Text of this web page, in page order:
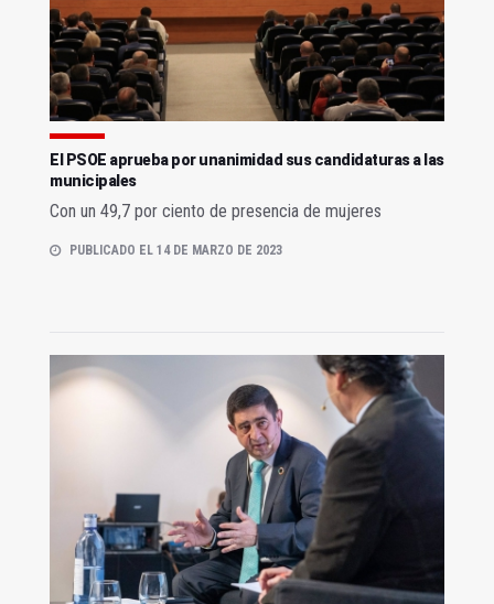
El PSOE aprueba por unanimidad sus candidaturas a las
municipales
Con un 49,7 por ciento de presencia de mujeres
PUBLICADO EL 14 DE MARZO DE 2023